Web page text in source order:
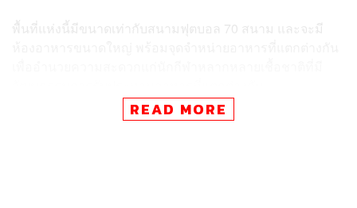
พื้นที่แห่งนี้มีขนาดเท่ากับสนามฟุตบอล 70 สนาม และจะมี
นอกจากนี้ที่นี่ยังมีห้องออกกำลังกายขนาดใหญ่, สนามฝึก
READ MORE